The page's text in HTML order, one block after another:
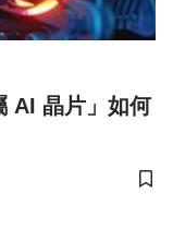
AI 晶片」如何
儲